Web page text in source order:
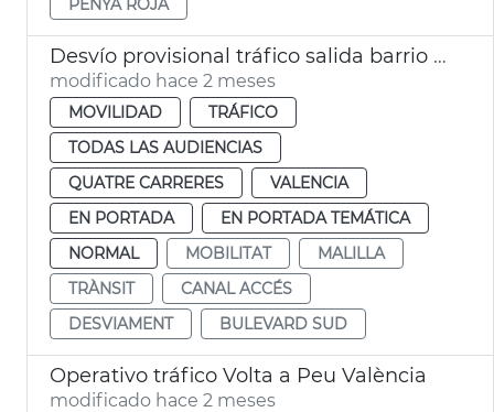
Desvío provisional tráfico salida barrio Malilla
modificado hace 2 meses
MOVILIDAD
TRÁFICO
TODAS LAS AUDIENCIAS
QUATRE CARRERES
VALENCIA
EN PORTADA
EN PORTADA TEMÁTICA
NORMAL
MOBILITAT
MALILLA
TRÀNSIT
CANAL ACCÉS
DESVIAMENT
BULEVARD SUD
Operativo tráfico Volta a Peu València
modificado hace 2 meses